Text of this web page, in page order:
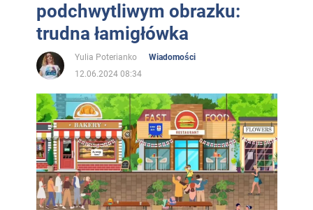
podchwytliwym obrazku:
trudna łamigłówka
Yulia Poterianko
Wiadomości
12.06.2024 08:34